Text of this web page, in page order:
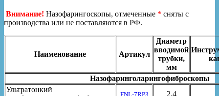
Внимание! Назофарингоскопы, отмеченные * сняты с
производства или не поставляются в РФ.
Наименование Артикул
Диаметр
вводимой
трубки,
мм
Назофаринголарингофиброскопы
Ультратонкий
FNL-7RP3 2,4